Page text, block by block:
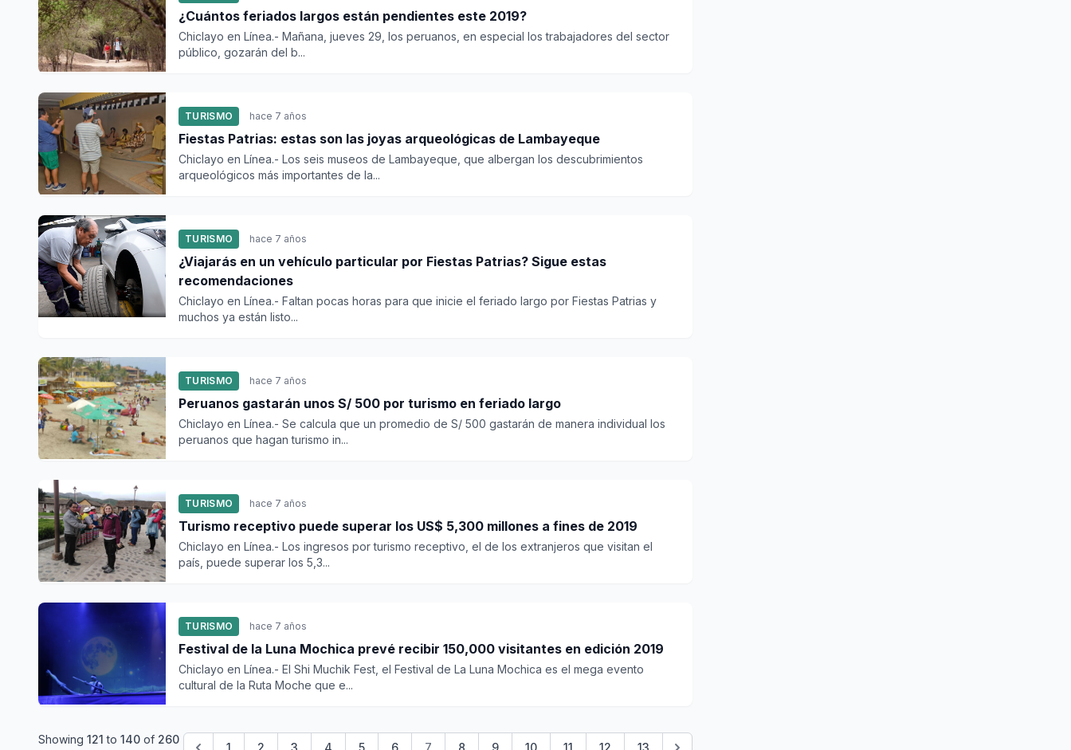
¿Cuántos feriados largos están pendientes este 2019?
Chiclayo en Línea.- Mañana, jueves 29, los peruanos, en especial los trabajadores del sector
público, gozarán del b...
TURISMO hace 7 años
Fiestas Patrias: estas son las joyas arqueológicas de Lambayeque
Chiclayo en Línea.- Los seis museos de Lambayeque, que albergan los descubrimientos
arqueológicos más importantes de la...
TURISMO hace 7 años
¿Viajarás en un vehículo particular por Fiestas Patrias? Sigue estas
recomendaciones
Chiclayo en Línea.- Faltan pocas horas para que inicie el feriado largo por Fiestas Patrias y
muchos ya están listo...
TURISMO hace 7 años
Peruanos gastarán unos S/ 500 por turismo en feriado largo
Chiclayo en Línea.- Se calcula que un promedio de S/ 500 gastarán de manera individual los
peruanos que hagan turismo in...
TURISMO hace 7 años
Turismo receptivo puede superar los US$ 5,300 millones a fines de 2019
Chiclayo en Línea.- Los ingresos por turismo receptivo, el de los extranjeros que visitan el
país, puede superar los 5,3...
TURISMO hace 7 años
Festival de la Luna Mochica prevé recibir 150,000 visitantes en edición 2019
Chiclayo en Línea.- El Shi Muchik Fest, el Festival de La Luna Mochica es el mega evento
cultural de la Ruta Moche que e...
Showing 121 to 140 of 260
1 2 3 4 5 6 7 8 9 10 11 12 13